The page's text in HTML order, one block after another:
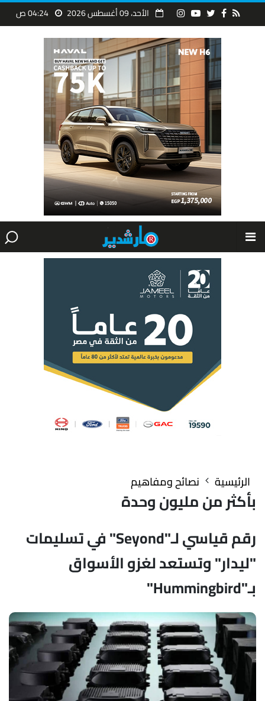
الأحد، 09 أغسطس 2026
الرئيسية نصائح ومفاهيم
بأكثر من مليون وحدة
رقم قياسي لـ"Seyond" في تسليمات
"ليدار" وتستعد لغزو الأسواق
بـ"Hummingbird"